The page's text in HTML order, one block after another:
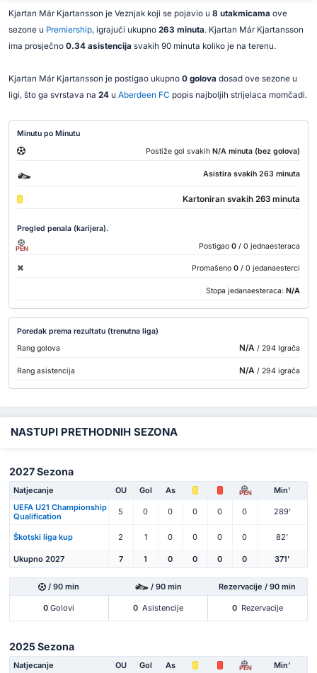
Kjartan Már Kjartansson je Veznjak koji se pojavio u 8 utakmicama ove
sezone u Premiership, igrajući ukupno 263 minuta. Kjartan Már Kjartansson
ima prosječno 0.34 asistencija svakih 90 minuta koliko je na terenu.
Kjartan Már Kjartansson je postigao ukupno 0 golova dosad ove sezone u
ligi, što ga svrstava na 24u Aberdeen FC popis najboljih strijelaca momčadi.
Minutu po Minutu
Postiže gol svakih N/A minuta (bez golova)
Asistira svakih 263 minuta
Kartoniran svakih 263 minuta
Pregled penala (karijera).
PEN Postigao 0 / 0 jednaesteraca
Promašeno 0 / 0 jedanaesterci
Stopa jedanaesteraca: N/A
Poredak prema rezultatu (trenutna liga)
Rang golova
N/A / 294 Igrača
Rang asistencija N/A / 294 igrača
NASTUPI PRETHODNIH SEZONA
2027 Sezona
Natjecanje OU Gol As PEN
Min'
UEFA U21 Championship
Qualification
5 0 0 0 0 0 289'
Škotski liga kup 2 1 0 0 0 0 82'
Ukupno 2027 7 1 0 0 0 0 371'
/ 90 min / 90 min Rezervacije / 90 min
0 Golovi 0 Asistencije 0 Rezervacije
2025 Sezona
Natjecanje OU Gol As PEN Min'